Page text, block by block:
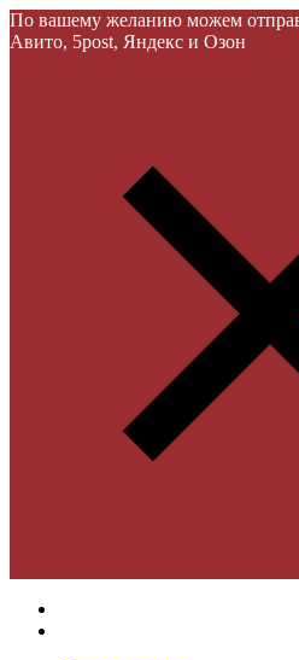
По вашему желанию можем
Авито, 5post, Яндекс и Озон